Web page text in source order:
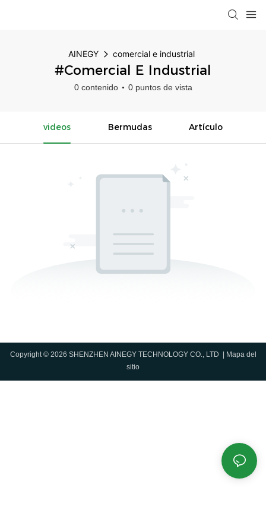
AINEGY comercial e industrial
#comercial E Industrial
0 contenido 0 puntos de vista
videos Bermudas Artículo
Copyright © 2026 SHENZHEN AINEGY TECHNOLOGY CO., LTD | Mapa del
sitio